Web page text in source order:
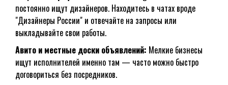
постоянно ищут дизайнеров. Находитесь в чатах вроде
"Дизайнеры России" и отвечайте на запросы или
выкладывайте свои работы.
Авито и местные доски объявлений: Мелкие бизнесы
ищут исполнителей именно там — часто можно быстро
договориться без посредников.